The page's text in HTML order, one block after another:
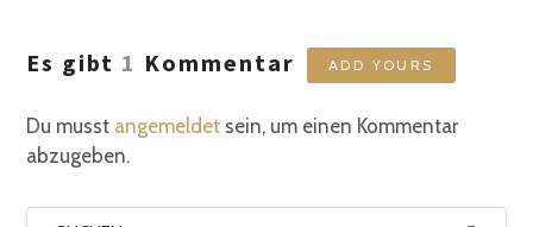
Es gibt 1 Kommentar ADD YOURS
Du musst angemeldet sein, um einen Kommentar
abzugeben.